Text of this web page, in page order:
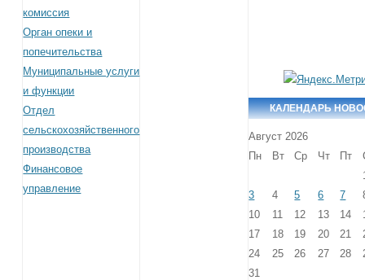
комиссия
Орган опеки и
попечительства
Муниципальные услуги
и функции
Отдел
сельскохозяйственного
производства
Финансовое
управление
КАЛЕНДАРЬ
Август 2026
Пн
Вт Ср Чт Пт
3
4 5 6 7
10
11 12 13 14
17
18 19 20 21
24
25 26 27 28
31